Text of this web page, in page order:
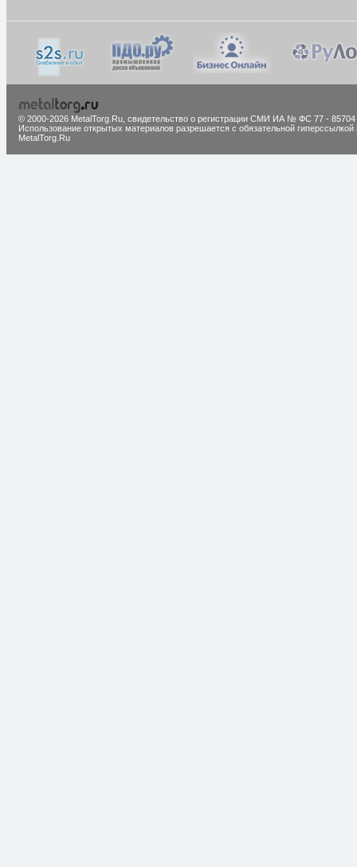
© 2000-2026 MetalTorg.Ru, cвидетельство о регистрации СМИ ИА № ФС 77 - 85704
Использование открытых материалов разрешается с обязательной гиперссылкой
MetalTorg.Ru